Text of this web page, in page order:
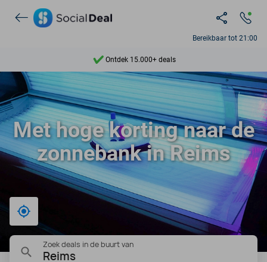
Bereikbaar tot 21:00
Ontdek 15.000+ deals
7 dagen per week beschikbaar
10+ miljoen leden
9,4
Ontdek 15.000+ deals
Met hoge korting naar de
zonnebank in Reims
Zoek deals in de buurt van
Reims